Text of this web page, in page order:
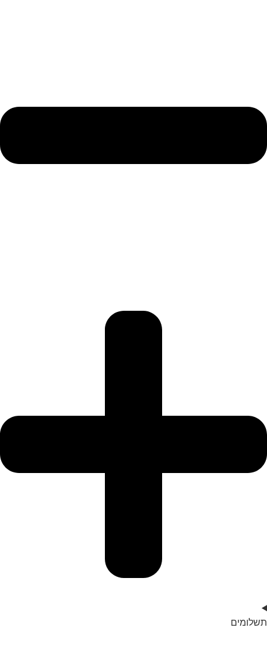
תשלומים